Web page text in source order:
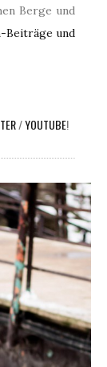
Berge und
Beiträge und
/YOUTUBE!